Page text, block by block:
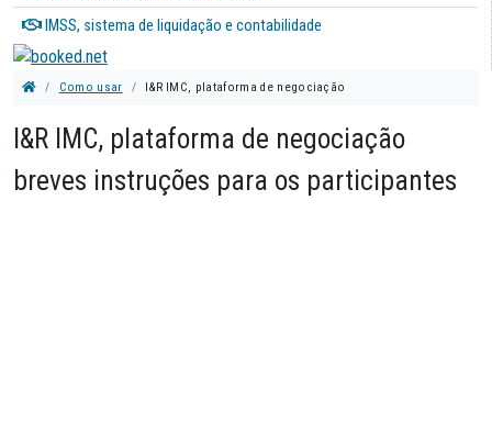
IMSS, sistema de liquidação e contabilidade
Como usar I&R IMC, plataforma de negociação
I&R IMC, plataforma de negociação
breves instruções para os participantes